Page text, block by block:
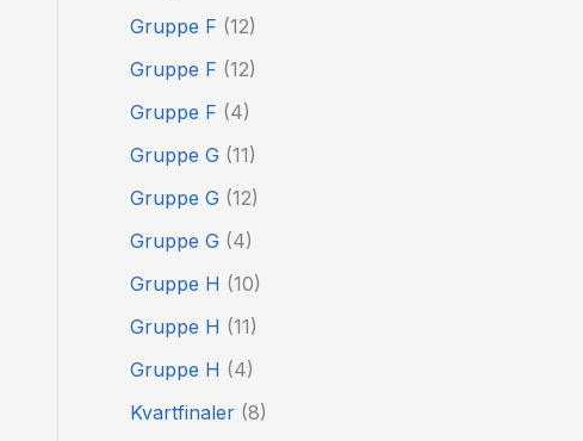
Gruppe F (12)
Gruppe F (12)
Gruppe F (4)
Gruppe G (11)
Gruppe G (12)
Gruppe G (4)
Gruppe H (10)
Gruppe H (11)
Gruppe H (4)
Kvartfinaler (8)